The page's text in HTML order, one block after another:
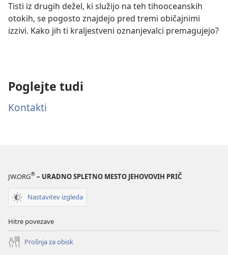
Tisti iz drugih dežel, ki služijo na teh tihooceanskih
otokih, se pogosto znajdejo pred tremi običajnimi
izzivi. Kako jih ti kraljestveni oznanjevalci premagujejo?
Poglejte tudi
Kontakti
JW.ORG® – URADNO SPLETNO MESTO JEHOVOVIH PRIČ
Nastavitev izgleda
Hitre povezave
Prošnja za obisk